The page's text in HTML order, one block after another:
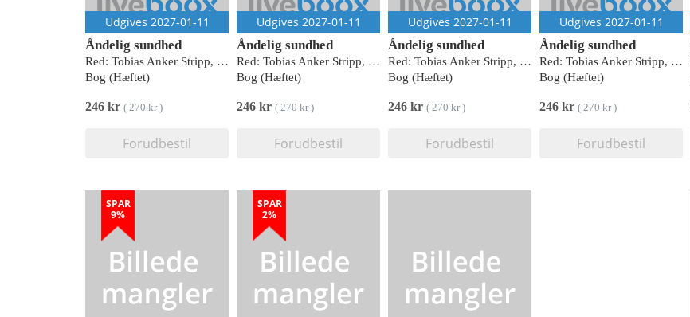
Udgives 2027-01-11
Åndelig sundhed
Red: Tobias Anker Stripp, Per Torp Sangild, Niels Henrik Gregersen
Bog (Hæftet)
246 kr ( 270 kr)
Forudbestil
Udgives 2027-01-11
Åndelig sundhed
Red: Tobias Anker Stripp, Per Torp Sangild, Niels Henrik Gregersen
Bog (Hæftet)
246 kr ( 270 kr)
Forudbestil
Udgives 2027-01-11
Åndelig sundhed
Red: Tobias Anker Stripp, Per Torp Sangild, Niels Henrik Gregersen
Bog (Hæftet)
246 kr ( 270 kr)
Forudbestil
Udgives 2027-01-11
Åndelig sundhed
Red: Tobias Anker Stripp, Per Torp Sangild, Niels Henrik Gregersen
Bog (Hæftet)
246 kr ( 270 kr)
Forudbestil
SPAR
9%
SPAR
2%